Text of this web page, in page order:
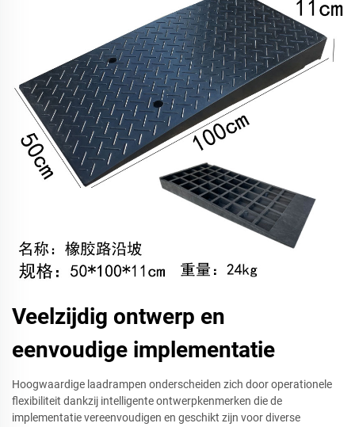
Veelzijdig ontwerp en
eenvoudige implementatie
Hoogwaardige laadrampen onderscheiden zich door operationele
flexibiliteit dankzij intelligente ontwerpkenmerken die de
implementatie vereenvoudigen en geschikt zijn voor diverse